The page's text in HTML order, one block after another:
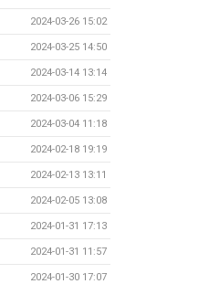
2024-03-26 15:02
2024-03-25 14:50
2024-03-14 13:14
2024-03-06 15:29
2024-03-04 11:18
2024-02-18 19:19
2024-02-13 13:11
2024-02-05 13:08
2024-01-31 17:13
2024-01-31 11:57
2024-01-30 17:07